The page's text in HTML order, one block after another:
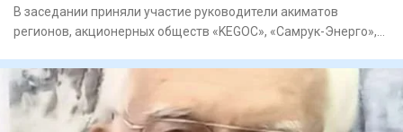
В заседании приняли участие руководители акиматов
регионов, акционерных обществ «KEGOC», «Самрук-Энерго»,